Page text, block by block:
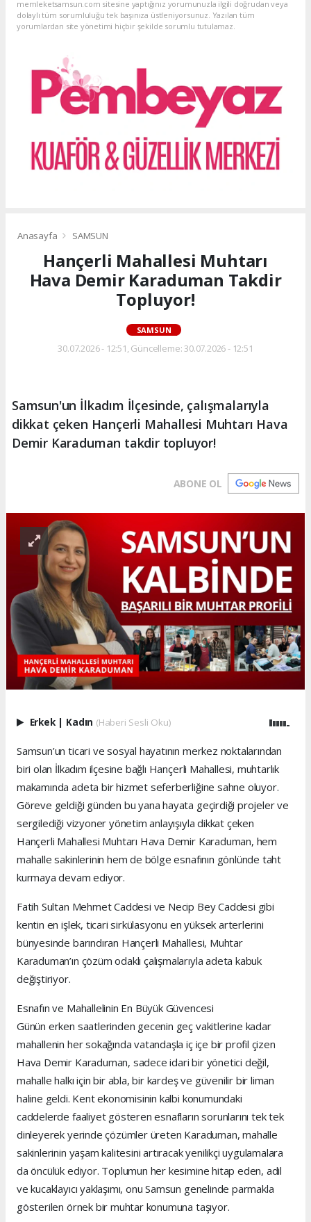
memleketsamsun.com sitesine yaptığınız yorumunuzla ilgili doğrudan veya
dolaylı tüm sorumluluğu tek başınıza üstleniyorsunuz. Yazılan tüm
yorumlardan site yönetimi hiçbir şekilde sorumlu tutulamaz.
Anasayfa SAMSUN
Hançerli Mahallesi Muhtarı
Hava Demir Karaduman Takdir
Topluyor!
SAMSUN
30.07.2026 - 12:51, Güncelleme: 30.07.2026 - 12:51
Samsun'un İlkadım İlçesinde, çalışmalarıyla
dikkat çeken Hançerli Mahallesi Muhtarı Hava
Demir Karaduman takdir topluyor!
ABONE OL
Erkek Kadın (Haberi Sesli Oku)
Samsun’un ticari ve sosyal hayatının merkez noktalarından
biri olan İlkadım ilçesine bağlı Hançerli Mahallesi, muhtarlık
makamında adeta bir hizmet seferberliğine sahne oluyor.
Göreve geldiği günden bu yana hayata geçirdiği projeler ve
sergilediği vizyoner yönetim anlayışıyla dikkat çeken
Hançerli Mahallesi Muhtarı Hava Demir Karaduman, hem
mahalle sakinlerinin hem de bölge esnafının gönlünde taht
kurmaya devam ediyor.
Fatih Sultan Mehmet Caddesi ve Necip Bey Caddesi gibi
kentin en işlek, ticari sirkülasyonu en yüksek arterlerini
bünyesinde barındıran Hançerli Mahallesi, Muhtar
Karaduman’ın çözüm odaklı çalışmalarıyla adeta kabuk
değiştiriyor.
Esnafın ve Mahallelinin En Büyük Güvencesi
Günün erken saatlerinden gecenin geç vakitlerine kadar
mahallenin her sokağında vatandaşla iç içe bir profil çizen
Hava Demir Karaduman, sadece idari bir yönetici değil,
mahalle halkı için bir abla, bir kardeş ve güvenilir bir liman
haline geldi. Kent ekonomisinin kalbi konumundaki
caddelerde faaliyet gösteren esnafların sorunlarını tek tek
dinleyerek yerinde çözümler üreten Karaduman, mahalle
sakinlerinin yaşam kalitesini artıracak yenilikçi uygulamalara
da öncülük ediyor. Toplumun her kesimine hitap eden, adil
ve kucaklayıcı yaklaşımı, onu Samsun genelinde parmakla
gösterilen örnek bir muhtar konumuna taşıyor.